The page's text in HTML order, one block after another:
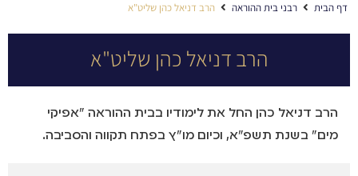
דף הבית רבני בית ההוראה הרב דניאל כהן שליט"א
הרב דניאל כהן שליט"א
הרב דניאל כהן החל את לימודיו בבית ההוראה "אפיקי
מים" בשנת תשפ"א, וכיום מו"ץ בפתח תקווה והסביבה.